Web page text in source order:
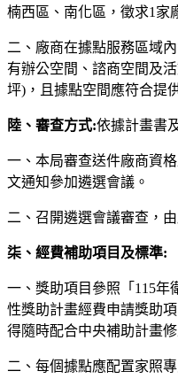
楠西區、南化區，徵求1家
二、廠商在據點服務區域
有辦公空間、諮商空間及
坪)，且據點空間應符合提
陸、審查方式:依據計畫書
一、本局審查送件廠商資
文通知參加遴選會議。
二、召開遴選會議審查，
柒、經費補助項目及標準:
一、獎助項目參照「115年
性獎助計畫經費申請獎助
得隨時配合中央補助計畫修
二、每個據點應配置家照